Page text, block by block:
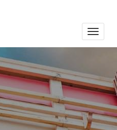
Toggle